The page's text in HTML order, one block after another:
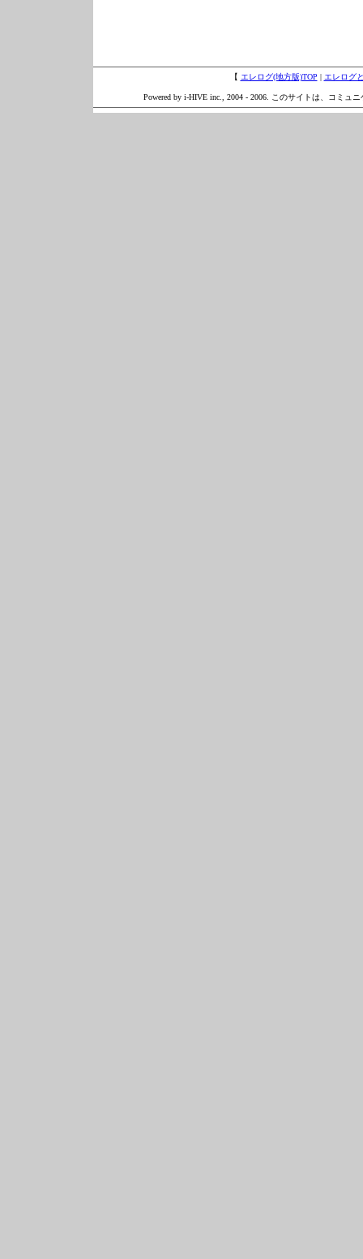
【 エレログ(地方版)TOP | エレログ
Powered by i-HIVE inc., 2004 - 2006. このサイトは、コミュ